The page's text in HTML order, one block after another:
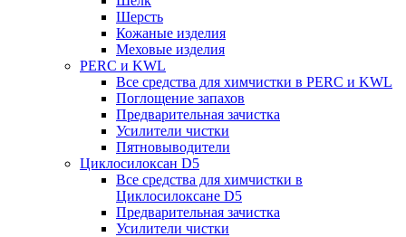
Шерсть
Кожаные изделия
Меховые изделия
PERC и KWL
Все средства для химчистки в PERC и KWL
Поглощение запахов
Предварительная зачистка
Усилители чистки
Пятновыводители
Циклосилоксан D5
Все средства для химчистки в
Циклосилоксане D5
Предварительная зачистка
Усилители чистки